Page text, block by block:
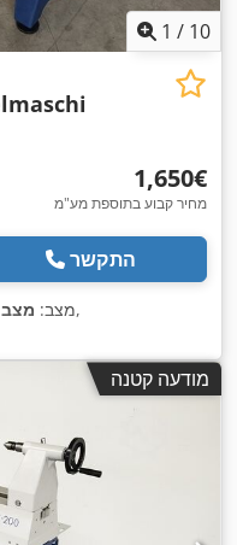
1 / 10
‏1,650 ‏€
מחיר קבוע בתוספת מע"מ
התקשר
מצב:,
מודעה קטנה